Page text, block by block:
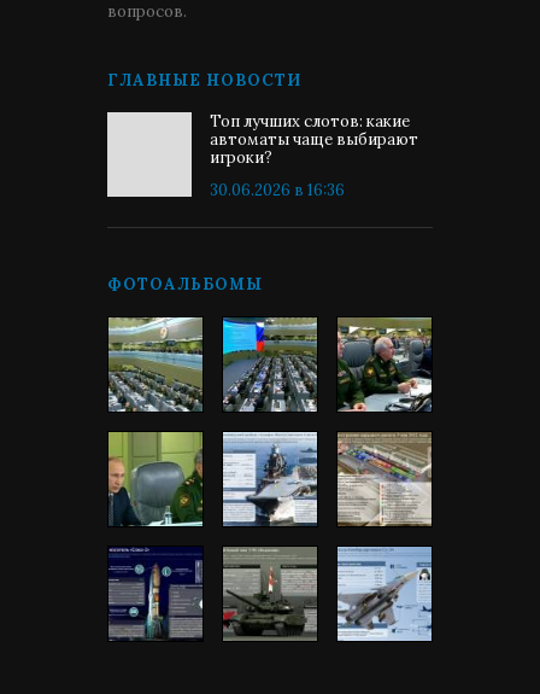
вопросов.
ГЛАВНЫЕ НОВОСТИ
Топ лучших слотов: какие
автоматы чаще выбирают
игроки?
30.06.2026 в 16:36
ФОТОАЛЬБОМЫ